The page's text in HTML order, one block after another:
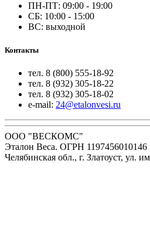
ПН-ПТ: 09:00 - 19:00
СБ: 10:00 - 15:00
ВС: выходной
Контакты
тел. 8 (800) 555-18-92
тел. 8 (932) 305-18-22
тел. 8 (932) 305-18-02
e-mail: 24@etalonvesi.ru
ООО "ВЕСКОМС"
Эталон Веса. ОГРН 1197456010146
Челябинская обл., г. Златоуст, ул.